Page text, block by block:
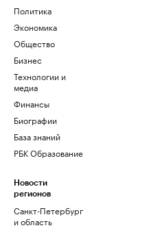
Политика
Экономика
Общество
Бизнес
Технологии и
медиа
Финансы
Биографии
База знаний
РБК Образование
Новости
регионов
Санкт-Петербург
и область